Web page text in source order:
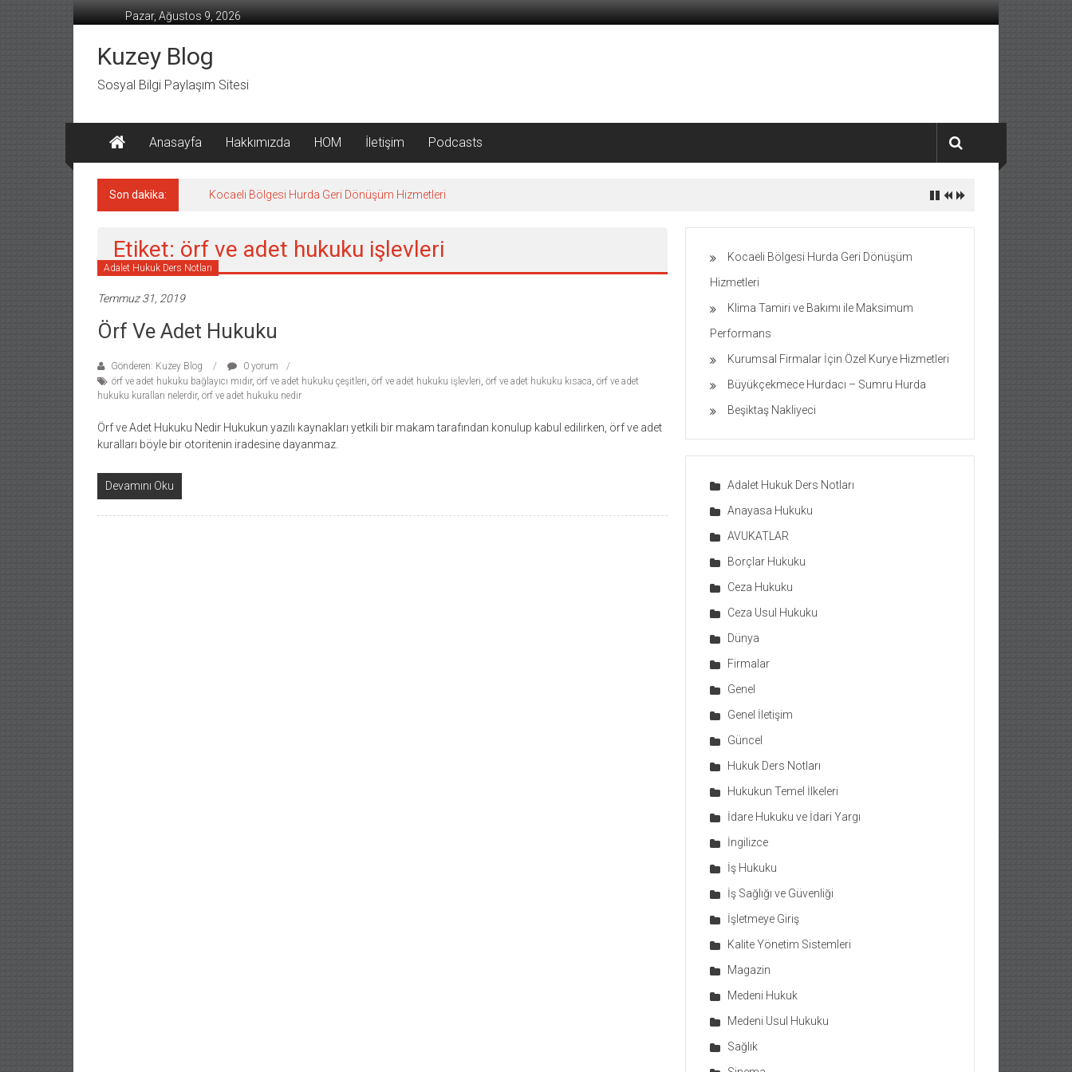
geç
Pazar, Ağustos 9, 2026
Kuzey Blog
Sosyal Bilgi Paylaşım Sitesi
Anasayfa Hakkımızda HOM İletişim Podcasts
Son dakika: Kocaeli Bölgesi Hurda Geri Dönüşüm Hizmetleri
Etiket: örf ve adet hukuku işlevleri
Adalet Hukuk Ders Notları
Temmuz 31, 2019
Örf Ve Adet Hukuku
Gönderen: Kuzey Blog
0 yorum
örf ve adet hukuku bağlayıcı mıdır, örf ve adet hukuku çeşitleri, örf ve adet hukuku işlevleri, örf ve adet hukuku kısaca, örf ve adet
hukuku kuralları nelerdir, örf ve adet hukuku nedir
Örf ve Adet Hukuku Nedir Hukukun yazılı kaynakları yetkili bir makam tarafından konulup kabul edilirken, örf ve adet
kuralları böyle bir otoritenin iradesine dayanmaz.
Devamını Oku
Kocaeli Bölgesi Hurda Geri Dönüşüm
Hizmetleri
Klima Tamiri ve Bakımı ile Maksimum
Performans
Kurumsal Firmalar İçin Özel Kurye Hizmetleri
Büyükçekmece Hurdacı – Sumru Hurda
Beşiktaş Nakliyeci
Adalet Hukuk Ders Notları
Anayasa Hukuku
AVUKATLAR
Borçlar Hukuku
Ceza Hukuku
Ceza Usul Hukuku
Dünya
Firmalar
Genel
Genel İletişim
Güncel
Hukuk Ders Notları
Hukukun Temel İlkeleri
İdare Hukuku ve İdari Yargı
İngilizce
İş Hukuku
İş Sağlığı ve Güvenliği
İşletmeye Giriş
Kalite Yönetim Sistemleri
Magazin
Medeni Hukuk
Medeni Usul Hukuku
Sağlık